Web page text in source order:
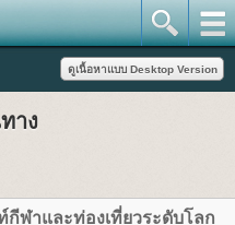
าง
กีฬาและท่องเที่ยวระดับโลก